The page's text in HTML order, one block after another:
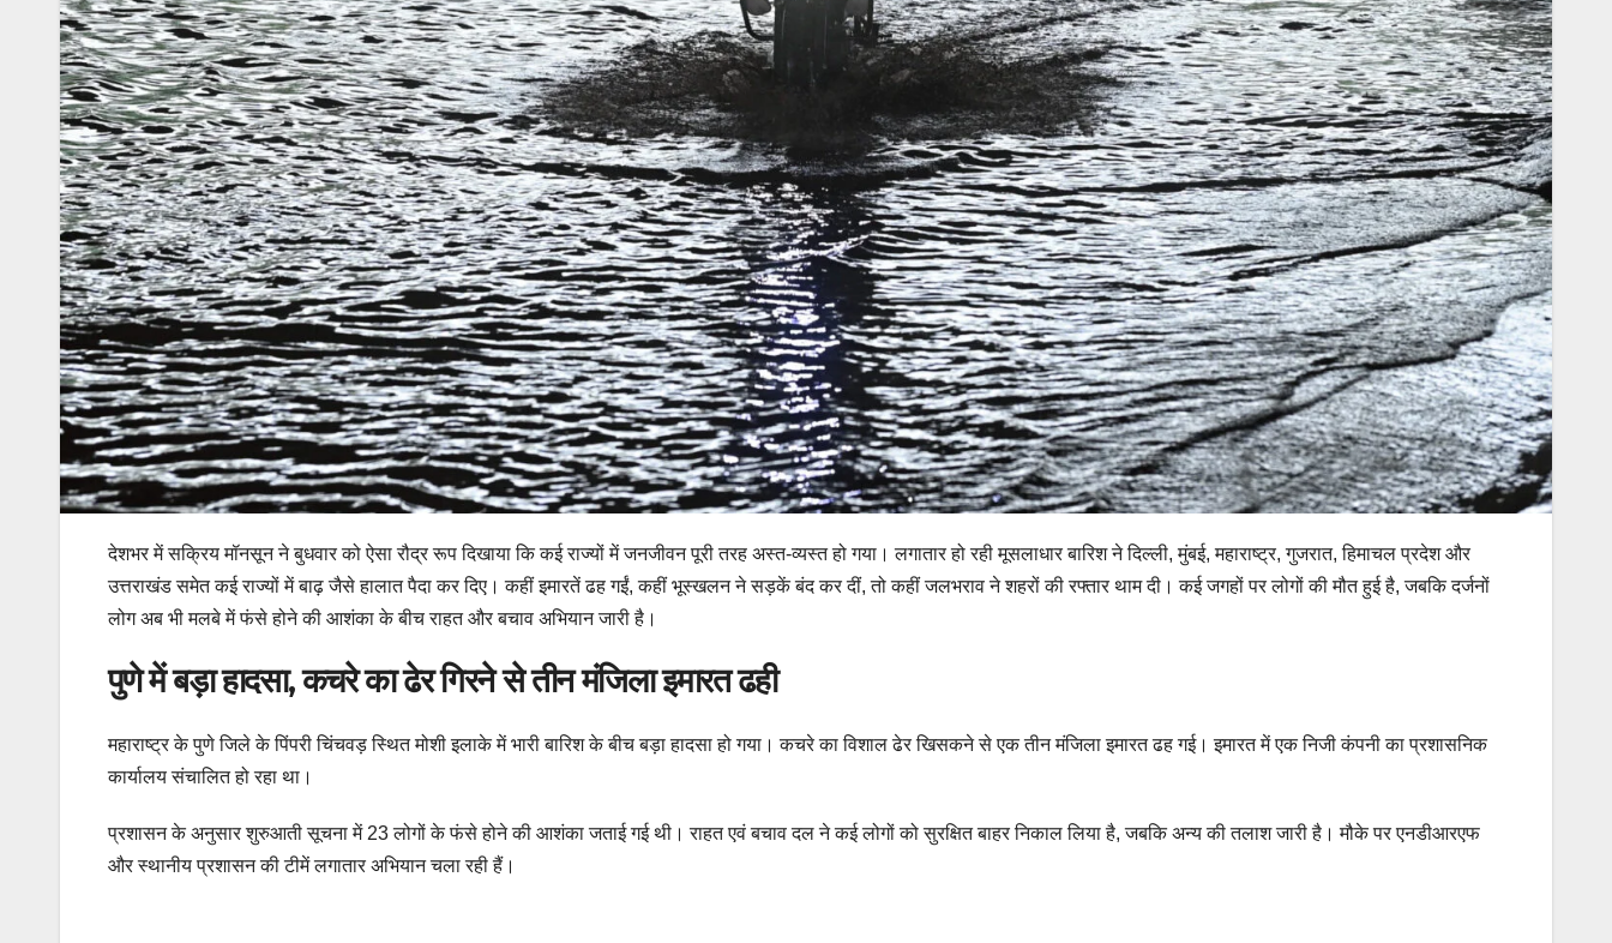
देशभर में सक्रिय मॉनसून ने बुधवार को ऐसा रौद्र रूप दिखाया कि कई राज्यों में जनजीवन पूरी तरह अस्त-व्यस्त हो गया। लगातार हो रही मूसलाधार बारिश ने दिल्ली, मुंबई, महाराष्ट्र, गुजरात, हिमाचल प्रदेश और
उत्तराखंड समेत कई राज्यों में बाढ़ जैसे हालात पैदा कर दिए। कहीं इमारतें ढह गईं, कहीं भूस्खलन ने सड़कें बंद कर दीं, तो कहीं जलभराव ने शहरों की रफ्तार थाम दी। कई जगहों पर लोगों की मौत हुई है, जबकि दर्जनों
लोग अब भी मलबे में फंसे होने की आशंका के बीच राहत और बचाव अभियान जारी है।
पुणे में बड़ा हादसा, कचरे का ढेर गिरने से तीन मंजिला इमारत ढही
महाराष्ट्र के पुणे जिले के पिंपरी चिंचवड़ स्थित मोशी इलाके में भारी बारिश के बीच बड़ा हादसा हो गया। कचरे का विशाल ढेर खिसकने से एक तीन मंजिला इमारत ढह गई। इमारत में एक निजी कंपनी का प्रशासनिक
कार्यालय संचालित हो रहा था।
प्रशासन के अनुसार शुरुआती सूचना में 23 लोगों के फंसे होने की आशंका जताई गई थी। राहत एवं बचाव दल ने कई लोगों को सुरक्षित बाहर निकाल लिया है, जबकि अन्य की तलाश जारी है। मौके पर एनडीआरएफ
और स्थानीय प्रशासन की टीमें लगातार अभियान चला रही हैं।